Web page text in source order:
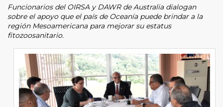
Funcionarios del OIRSA y DAWR de Australia dialogan
sobre el apoyo que el país de Oceanía puede brindar a la
región Mesoamericana para mejorar su estatus
fitozoosanitario.